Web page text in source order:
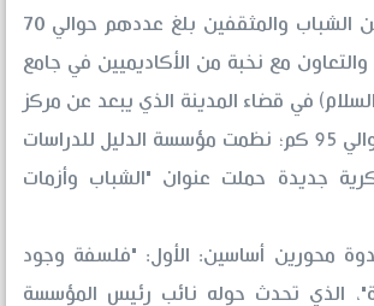
بحضور مجموعة من الشباب والمثقفين بلغ عددهم حوالي 70
مع نخبة من الأكاديميين في جامع
السلام) في قضاء المدينة الذي يبعد عن مركز
محافظة البصرة حوالي 95 كم؛ نظمت مؤسسة الدليل للدراسات
جديدة حملت عنوان "الشباب وأزمات
محورين أساسين: الأول: "فلسفة وجود
الذي تحدث حوله نائب رئيس المؤسسة